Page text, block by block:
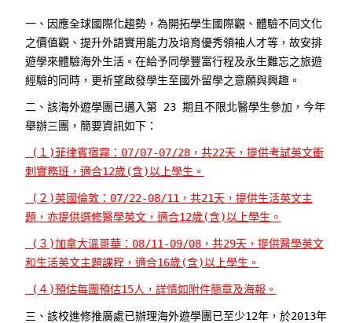
一、因應全球國際化趨勢，為開拓學生國際觀、體驗不同文化
之價值觀、提升外語實用能力及培育優秀領袖人才等，故安排
遊學來體驗海外生活。在給予同學豐富行程及永生難忘之旅遊
經驗的同時，更祈望啟發學生至國外留學之意願與興趣。
二、該海外遊學團已邁入第 23 期且不限北醫學生參加，今年
舉辦三團，簡要資訊如下：
(１)菲律賓宿霧：07/07-07/28，共22天，提供考試英文衝
刺實務班，適合12歲(含)以上學生。
(２)英國倫敦：07/22-08/11，共21天，提供生活英文主
題，亦提供選修醫學英文，適合12歲(含)以上學生。
(３)加拿大溫哥華：08/11-09/08，共29天，提供醫學英文
和生活英文主題課程，適合16歲(含)以上學生。
(４)預估每團預估15人，詳情如附件簡章及海報。
三、該校進修推廣處已辦理海外遊學團已至少12年，於2013年